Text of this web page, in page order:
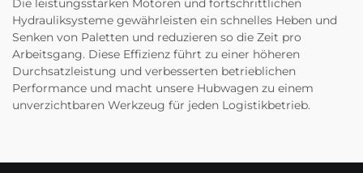
Die leistungsstarken Motoren und fortschrittlichen
Hydrauliksysteme gewährleisten ein schnelles Heben und
Senken von Paletten und reduzieren so die Zeit pro
Arbeitsgang. Diese Effizienz führt zu einer höheren
Durchsatzleistung und verbesserten betrieblichen
Performance und macht unsere Hubwagen zu einem
unverzichtbaren Werkzeug für jeden Logistikbetrieb.